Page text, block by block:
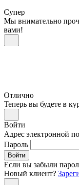
Супер
Мы внимательно
вами!
Отлично
Теперь вы будете в
Войти
Адрес электронной
Пароль
Войти
Если вы забыли
Новый клиент?